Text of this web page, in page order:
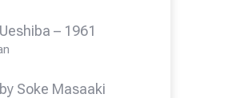
– 1961
Soke Masaaki